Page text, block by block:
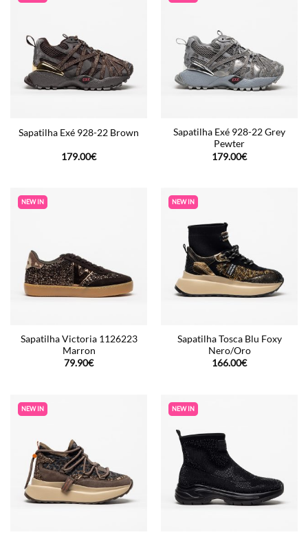
Sapatilha Exé 928-22 Brown
179.00€
Sapatilha Exé 928-22 Grey
Pewter
179.00€
NEW IN
Sapatilha Victoria 1126223
Marron
79.90€
NEW IN
Sapatilha Tosca Blu Foxy
Nero/Oro
166.00€
NEW IN NEW IN